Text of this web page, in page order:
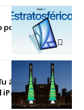
por el M4
árbol en
iPad esta